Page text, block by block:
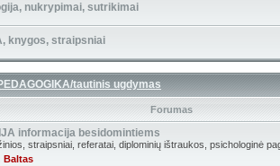
nukrypimai, sutrikimai
knygos, straipsniai
tautinis ugdymas
Forumas
informacija besidomintiems
straipsniai, referatai, diplominių ištraukos, psichologinė
Baltas